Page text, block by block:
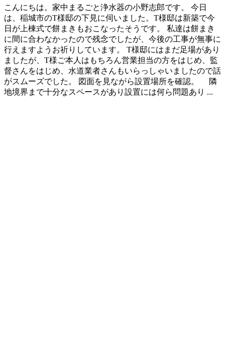
こんにちは。家中まるごと浄水器の小野志郎です。 今日
は、稲城市のT様邸の下見に伺いました。T様邸は新築で今
日が上棟式で餅まきもおこなったそうです。 私達は餅まき
に間に合わなかったので残念でしたが、今後の工事が無事に
行えますようお祈りしています。 T様邸にはまだ足場があり
ましたが、T様ご本人はもちろん営業担当の方をはじめ、監
督さんをはじめ、水道業者さんもいらっしゃいましたので話
がスムーズでした。 図面を見ながら設置場所を確認。 隣
地境界まで十分なスペースがあり設置には何ら問題あり ...